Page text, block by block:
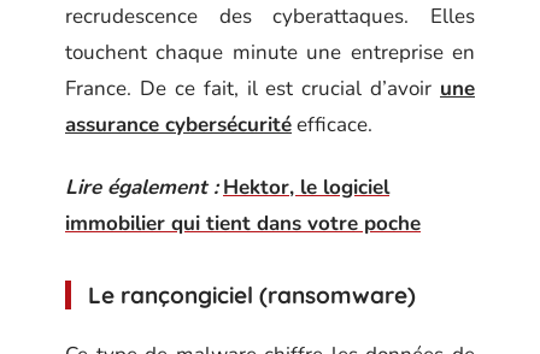
recrudescence des cyberattaques. Elles
touchent chaque minute une entreprise en
France. De ce fait, il est crucial d’avoir une
assurance cybersécuritéefficace.
Lire également : Hektor, le logiciel
immobilier qui tient dans votre poche
Le rançongiciel (ransomware)